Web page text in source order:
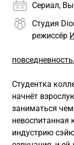
Сериал,
Студия
режиссёр
повседневность,
Студентка
начнёт
заниматься
невоспитанная
индустрию